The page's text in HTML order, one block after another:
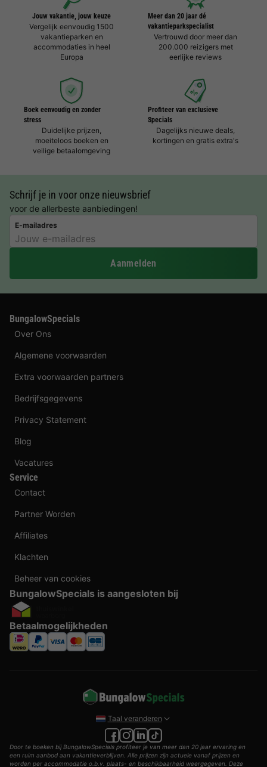
Jouw vakantie, jouw keuze
Vergelijk eenvoudig 1500
vakantieparken en
accommodaties in heel
Europa
Meer dan 20 jaar dé
vakantieparkspecialist
Vertrouwd door meer dan
200.000 reizigers met
eerlijke reviews
Boek eenvoudig en zonder
stress
Duidelijke prijzen,
moeiteloos boeken en
veilige betaalomgeving
Profiteer van exclusieve
Specials
Dagelijks nieuwe deals,
kortingen en gratis extra's
Schrijf je in voor onze nieuwsbrief
voor de allerbeste aanbiedingen!
E-mailadres
Aanmelden
BungalowSpecials
Over Ons
Algemene voorwaarden
Extra voorwaarden partners
Bedrijfsgegevens
Privacy Statement
Blog
Vacatures
Service
Contact
Partner Worden
Affiliates
Klachten
Beheer van cookies
BungalowSpecials is aangesloten bij
Betaalmogelijkheden
Taal veranderen
Door te boeken bij BungalowSpecials profiteer je van meer dan 20 jaar ervaring en
een ruim aanbod aan vakantieverblijven. Alle prijzen zijn actuele vanaf prijzen en
worden per accommodatie o.b.v. plaats- en beschikbaarheid weergegeven. Deze